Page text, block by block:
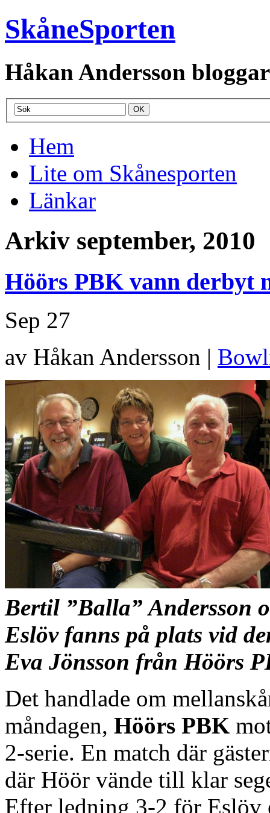
SkåneSporten
Håkan Andersson
Hem
Lite om Skånesporten
Länkar
Arkiv september, 2010
Höörs PBK vann derbyt
Sep 27
av Håkan Andersson |
Bertil ”Balla” Andersson
Eslöv fanns på plats vid
Eva Jönsson från Höörs
Det handlade om
måndagen, Höörs PBK
2-serie. En match där
där Höör vände till klar
Efter ledning 3-2 för Eslöv